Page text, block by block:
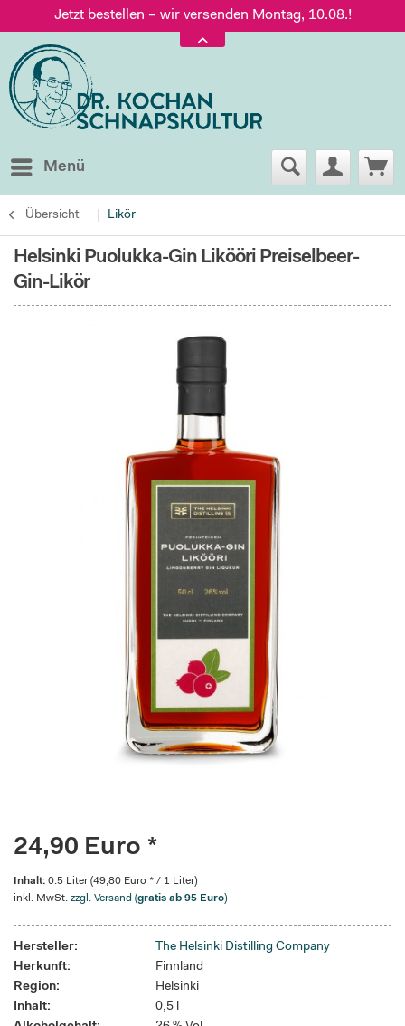
Jetzt bestellen – wir versenden Montag, 10.08.!
Versand nur 5,60 €, gratis ab 95 € Warenwert
Jetzt bestellen – wir versenden Montag, 10.08.!
Menü
Übersicht Likör
Helsinki Puolukka-Gin Likööri Preiselbeer-
Gin-Likör
24,90 Euro *
Inhalt: 0.5 Liter (49,80 Euro * / 1 Liter)
inkl. MwSt. zzgl. Versand (gratis ab 95 Euro)
Hersteller:
The Helsinki Distilling Company
Herkunft:
Finnland
Region:
Helsinki
Inhalt:
0,5 l